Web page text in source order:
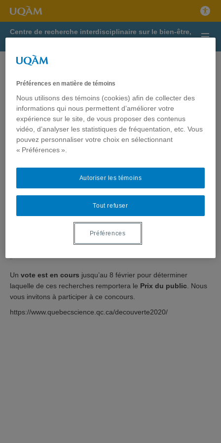
Centre de recherche interdisciplinaire sur le bien-être,
mortalité précoce dans la
communauté de Grassy
Narrows : parmi les
découvertes de l’année de
Québec Science
Philibert et Myriam Fillion.
mortalité précoce dans la communauté de Grassy Narrows est
parmi les dix découvertes de l’année de Québec Science !
prématurés dans une communauté
Un vote est en cours jusqu’au 8 février pour déterminer
laquelle de ces recherches remportera le Prix du public . Nous
vous invitons à participer à ce concours.
https://www.quebecscience.qc.ca/decouverte2020/
Préférences en matière de témoins
Nous utilisons des témoins (cookies) afin de collecter des
informations qui nous permettent d’améliorer votre
expérience sur le site, de vous proposer des contenus
vidéo, d’analyser les statistiques de fréquentation, etc. Vous
pouvez personnaliser votre choix en sélectionnant
« Préférences ».
Tout refuser
Autoriser les témoins
Préférences